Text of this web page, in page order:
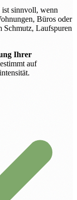
ist sinnvoll, wenn
Büros oder
Schmutz, Laufspuren
Ihrer
auf